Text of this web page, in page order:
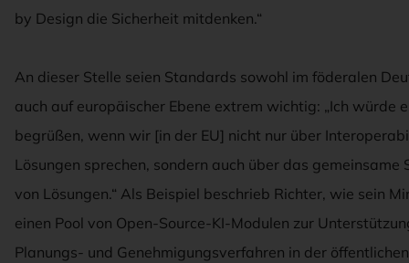
by Design die Sicherheit mitdenken.“
An dieser Stelle seien Standards sowohl im föderalen
auch auf europäischer Ebene extrem wichtig: „Ich würde
begrüßen, wenn wir [in der EU] nicht nur über
Lösungen sprechen, sondern auch über das gemeinsame
von Lösungen.“ Als Beispiel beschrieb Richter, wie sein
einen Pool von Open-Source-KI-Modulen zur
Planungs- und Genehmigungsverfahren in der öffentlichen